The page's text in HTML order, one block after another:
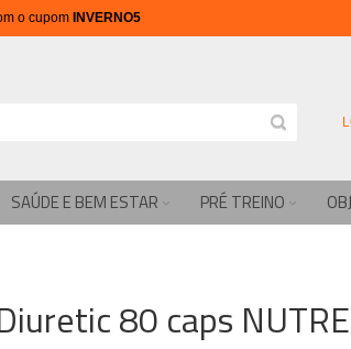
o cupom INVERNO5
SAÚDE E BEM ESTAR PRÉ TREINO
80 caps